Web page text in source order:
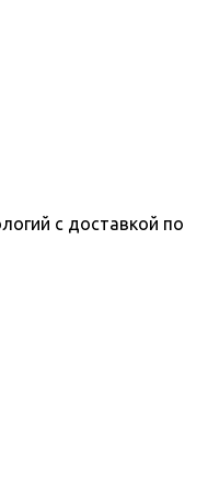
с доставкой по